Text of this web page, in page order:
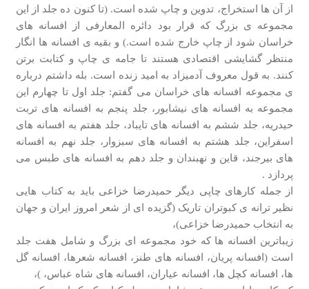
از آن ها استخراج، تدوین و چاپ شده است. (تا کنون ده جلد از این
مجموعه ی بزرگ که قرار بود دائره المعارفی از افسانه های
خراسان شود از چاپ خارج شده است.) و بقیه ی افسانه ها انگار
منتظر گشایشی اقتصادی هستند تا جامه ی چاپ و کتابت برتن
کنند. به قول معروف آدمیزاد به امید زنده است. بله داشتم درباره
ی مجموعه افسانه های خراسان می گفتم: جلد اول تا چهارم این
مجموعه به افسانه های نیشابور، جلد پنجم به افسانه های تربت
حیدریه، جلد ششم به افسانه های تایباد، جلد هفتم به افسانه های
اسفراین، جلد هشتم به افسانه های سبزوار، جلد نهم به افسانه
های بیرجند، قاین و نهبندان و جلد دهم به افسانه های طبس می
پردازد .
از جمله کارهای چاپی دیگر حمیدرضا خزاعی باید به کتاب هایی
نظیر ترانه ی کبوتران تاریک (گزیده ای از شعر امروز ایران و جهان
به انتخاب حمیدرضا خزاعی)،
زیباترین افسانه ها که خود مجموعه ای بزرگ و شامل هفت جلد
است (افسانه پریان، افسانه های طنز، افسانه شعرها، افسانه گل
ها، افسانه کچل ها، افسانه عیاران، افسانه های شاه عباس، )،